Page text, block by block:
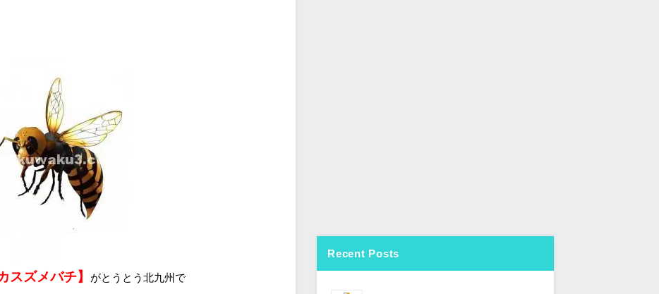
スズメバチ】
がとうとう北九州で
Recent Posts